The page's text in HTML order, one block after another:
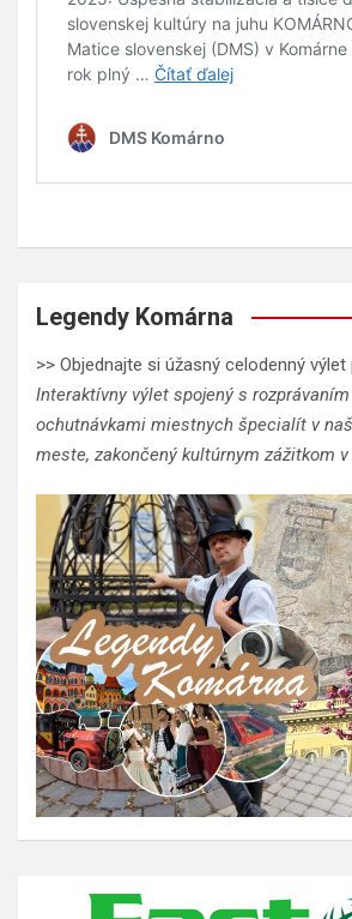
Legendy Komárna
>> Objednajte si úžasný celodenný
Interaktívny výlet spojený s
ochutnávkami miestnych špecialít v
meste, zakončený kultúrnym zážitkom v